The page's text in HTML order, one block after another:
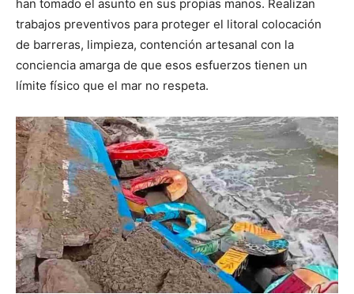
han tomado el asunto en sus propias manos. Realizan
trabajos preventivos para proteger el litoral colocación
de barreras, limpieza, contención artesanal con la
conciencia amarga de que esos esfuerzos tienen un
límite físico que el mar no respeta.